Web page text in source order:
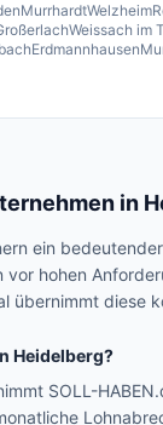
MurrhardtWelzheim
Weissach im
Erdmannhausen
in
ein
hohen
übernimmt diese
Heidelberg?
SOLL-